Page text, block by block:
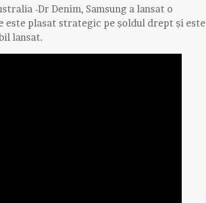
-Dr Denim, Samsung a lansat o
este plasat strategic pe șoldul drept și este
lansat.